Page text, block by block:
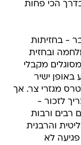
הכי פחות
- בחזיתות
ובחזית
מקבלי
באופן ישיר
מגזרי צר. אך
לזכור -
רבים ורבות
והרבנית
לא